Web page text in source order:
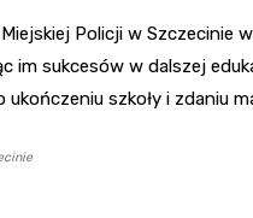
Policji w
im sukcesów w dalszej
ukończeniu szkoły i zdaniu